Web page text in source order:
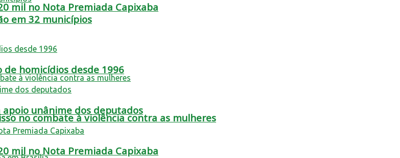
mil no Nota Premiada Capixaba
no combate à violência contra as mulheres
em 32 municípios
homicídios desde 1996
unânime dos deputados
mil no Nota Premiada Capixaba